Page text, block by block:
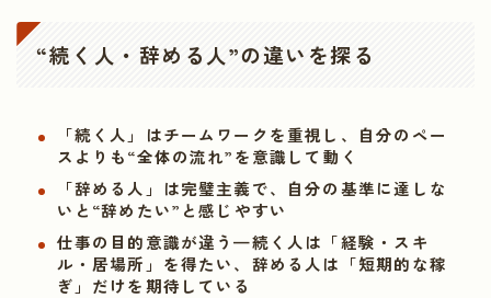
“続く人・辞める人”の違いを探る
「続く人」はチームワークを重視し、自分のペー
スよりも“全体の流れ”を意識して動く
「辞める人」は完璧主義で、自分の基準に達しな
いと“辞めたい”と感じやすい
仕事の目的意識が違う—続く人は「経験・スキ
ル・居場所」を得たい、辞める人は「短期的な稼
ぎ」だけを期待している